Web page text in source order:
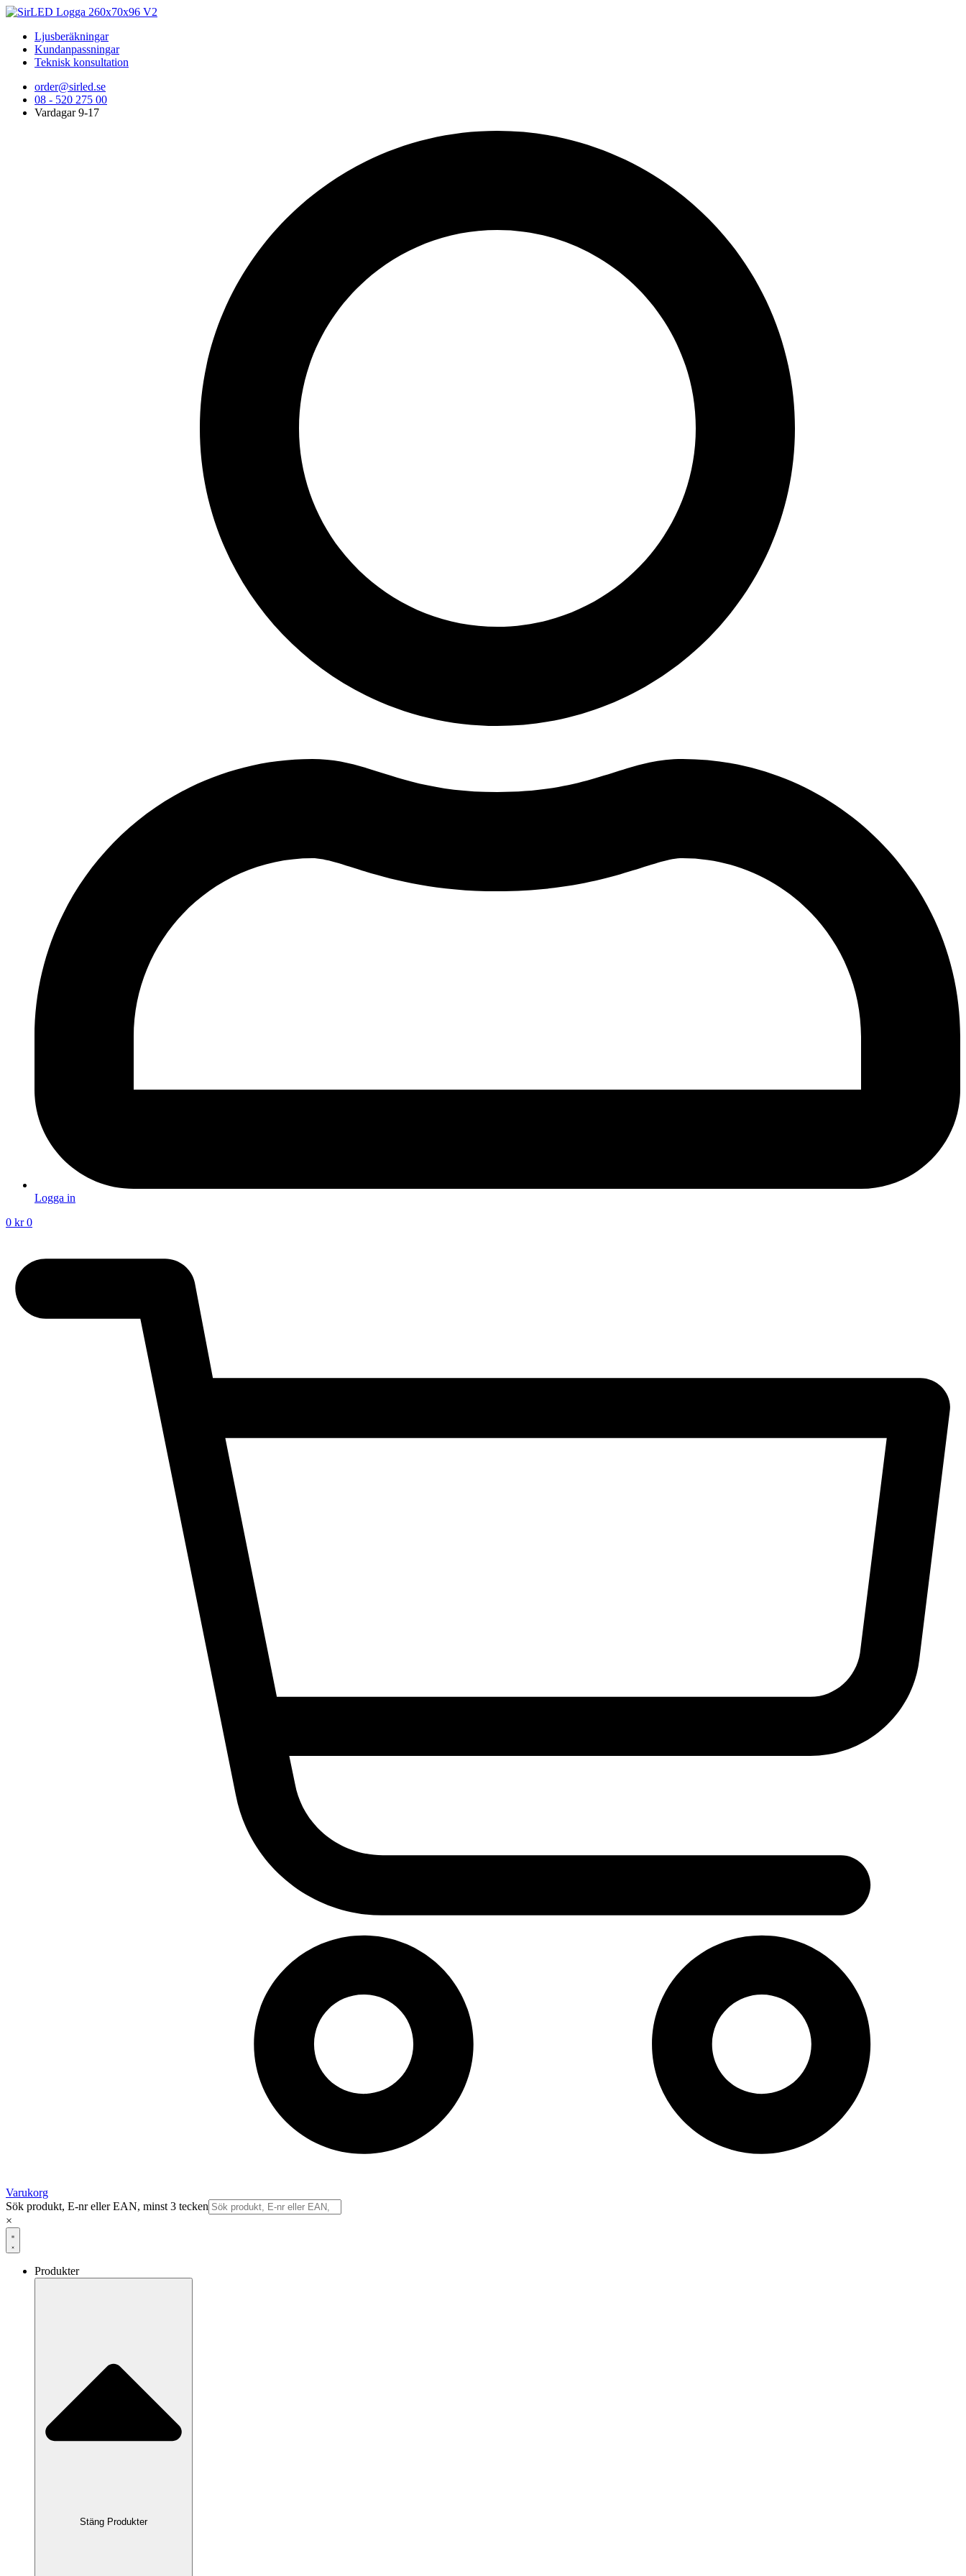
Ljusberäkningar
Kundanpassningar
Teknisk konsultation
order@sirled.se
08 - 520 275 00
Vardagar 9-17
Logga in
0 kr 0
Varukorg
Sök produkt, E-nr eller EAN, minst 3 tecken
×
Produkter
Stäng Produkter